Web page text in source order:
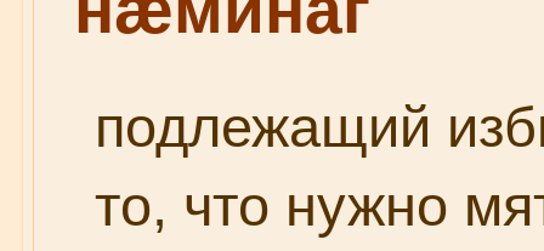
подлежащий
то, что нужно